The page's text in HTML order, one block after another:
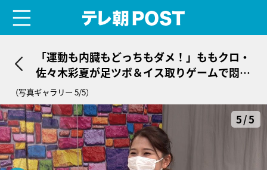
「運動も内臓もどっちもダメ！」ももクロ・
佐々木彩夏が足ツボ＆イス取りゲームで悶
絶！
（写真ギャラリー 5/5）
5/5